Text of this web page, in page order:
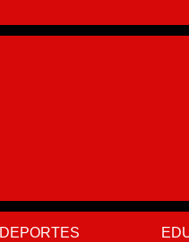
DEPORTES